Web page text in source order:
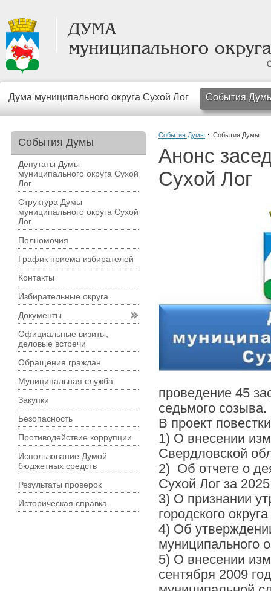
Дума муниципального округа Сухой Лог События
События Думы События Думы
Анонс
Сухой Лог
проведение 45
седьмого созыва.
В проект
1) О внесении
Свердловской
2) Об отчете о
Сухой Лог за
3) О признании
городского
4) Об
муниципального
5) О внесении
сентября 2009
События Думы
Депутаты Думы
муниципального округа Сухой
Лог
Структура Думы
муниципального округа Сухой
Лог
Полномочия
График приема избирателей
Контакты
Избирательные округа
Документы
Официальные визиты,
деловые встречи
Обращения граждан
Муниципальная служба
Закупки
Безопасность
Противодействие коррупции
Использование Думой
бюджетных средств
Результаты проверок
Историческая справка